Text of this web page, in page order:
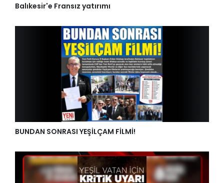
Balıkesir'e Fransız yatırımı
BUNDAN SONRASI YEŞİLÇAM FİLMİ!